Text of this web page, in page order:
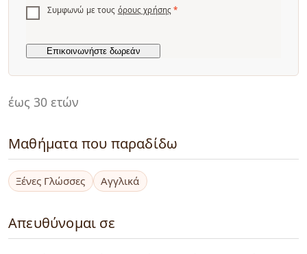
έως 30 ετών
Μαθήματα που παραδίδω
Ξένες Γλώσσες Αγγλικά
Απευθύνομαι σε
Συμφωνώ με τους όρους χρήσης *